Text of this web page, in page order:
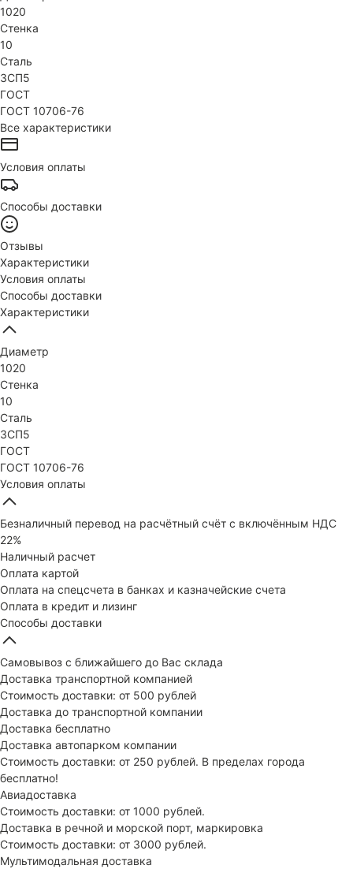
1020
Стенка
10
Сталь
3СП5
ГОСТ
ГОСТ 10706-76
Все характеристики
Условия оплаты
Способы доставки
Отзывы
Характеристики
Условия оплаты
Способы доставки
Характеристики
Диаметр
1020
Стенка
10
Сталь
3СП5
ГОСТ
ГОСТ 10706-76
Условия оплаты
Безналичный перевод на расчётный счёт с включённым НДС
22%
Наличный расчет
Оплата картой
Оплата на спецсчета в банках и казначейские счета
Оплата в кредит и лизинг
Способы доставки
Самовывоз с ближайшего до Вас склада
Доставка транспортной компанией
Стоимость доставки: от 500 рублей
Доставка до транспортной компании
Доставка бесплатно
Доставка автопарком компании
Стоимость доставки: от 250 рублей. В пределах города
бесплатно!
Авиадоставка
Стоимость доставки: от 1000 рублей.
Доставка в речной и морской порт, маркировка
Стоимость доставки: от 3000 рублей.
Мультимодальная доставка